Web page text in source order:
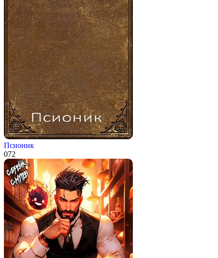
Псионик
072